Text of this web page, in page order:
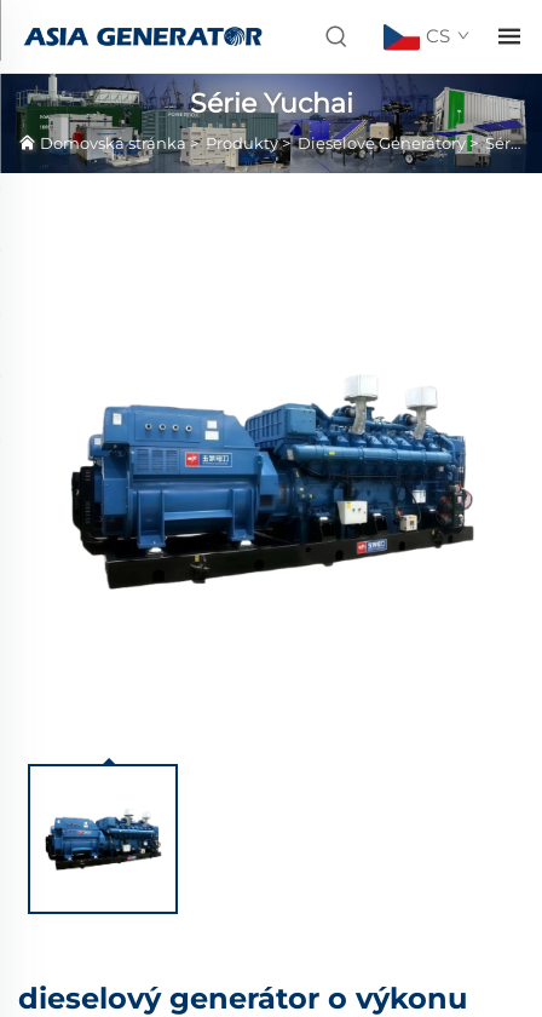
CS
Série Yuchai
Domovská stránka>Produkty>Dieselové Generátory >Série Yuchai
dieselový generátor o výkonu